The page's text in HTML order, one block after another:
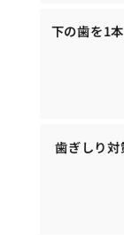
下の歯を1
歯ぎしり